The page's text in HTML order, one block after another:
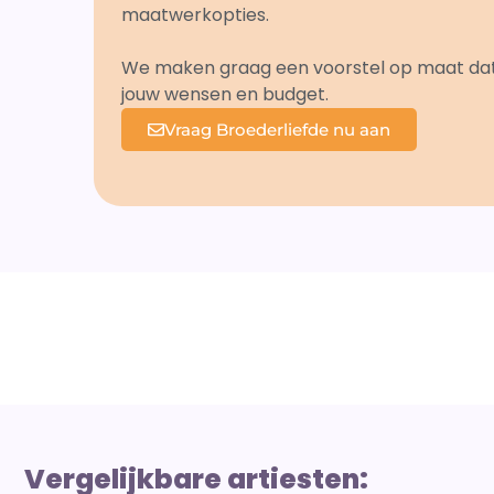
maatwerkopties.
We maken graag een voorstel op maat
jouw wensen en budget.
Vraag Broederliefde nu aan
Vergelijkbare artiesten: